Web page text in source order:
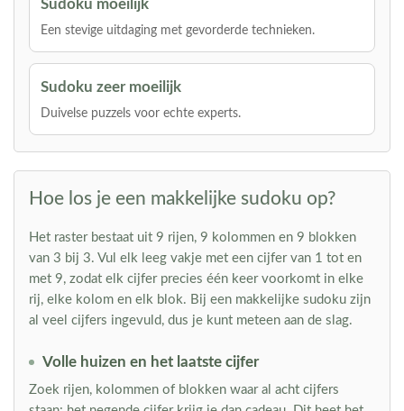
Sudoku moeilijk
Een stevige uitdaging met gevorderde technieken.
Sudoku zeer moeilijk
Duivelse puzzels voor echte experts.
Hoe los je een makkelijke sudoku op?
Het raster bestaat uit 9 rijen, 9 kolommen en 9 blokken
van 3 bij 3. Vul elk leeg vakje met een cijfer van 1 tot en
met 9, zodat elk cijfer precies één keer voorkomt in elke
rij, elke kolom en elk blok. Bij een makkelijke sudoku zijn
al veel cijfers ingevuld, dus je kunt meteen aan de slag.
Volle huizen en het laatste cijfer
Zoek rijen, kolommen of blokken waar al acht cijfers